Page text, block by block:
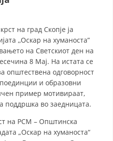
МАТЕРИЈАЛИ
на град Скопје ја
,,Оскар на хуманоста”
на Светскиот ден на
8 Мај. На истата се
општествена одговорност
и образовни
пример мотивираат,
поддршка во заедницата.
на РСМ – Општинска
„Оскар на хуманоста“